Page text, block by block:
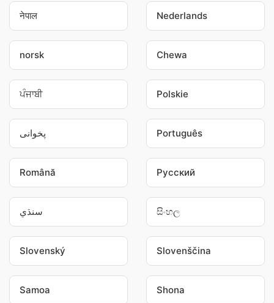
नेपाल Nederlands
norsk Chewa
ਪੰਜਾਬੀ Polskie
پخوانی Português
Română Pусский
سنڌي සිංහල
Slovenský Slovenščina
Samoa Shona